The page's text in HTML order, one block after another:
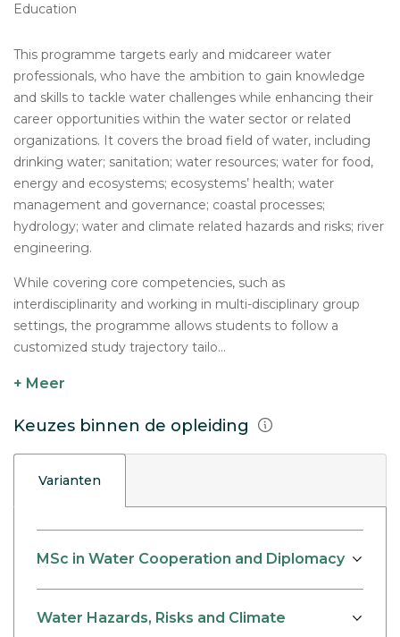
Education
This programme targets early and midcareer water
professionals, who have the ambition to gain knowledge
and skills to tackle water challenges while enhancing their
career opportunities within the water sector or related
organizations. It covers the broad field of water, including
drinking water; sanitation; water resources; water for food,
energy and ecosystems; ecosystems’ health; water
management and governance; coastal processes;
hydrology; water and climate related hazards and risks; river
engineering.
While covering core competencies, such as
interdisciplinarity and working in multi-disciplinary group
settings, the programme allows students to follow a
customized study trajectory tailo...
+ Meer
Keuzes binnen de opleiding
Varianten
MSc in Water Cooperation and Diplomacy
Water Hazards, Risks and Climate